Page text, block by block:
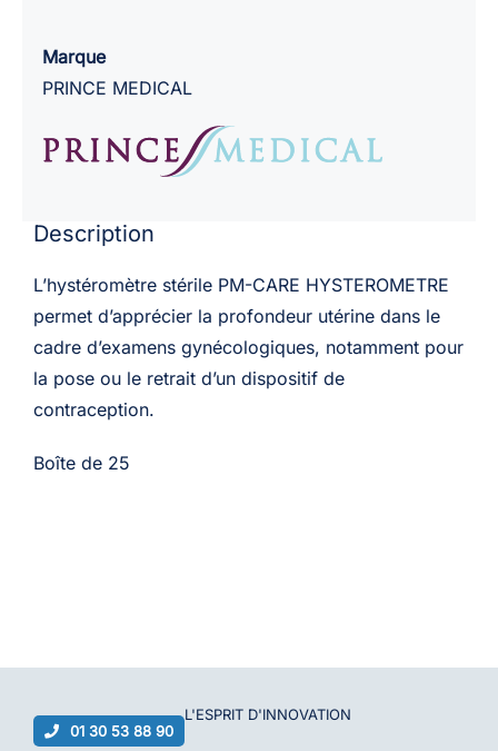
12
14
de
Marque
PRINCE MEDICAL
Description
L’hystéromètre stérile PM-CARE HYSTEROMETRE
permet d’apprécier la profondeur utérine dans le
cadre d’examens gynécologiques, notamment pour
la pose ou le retrait d’un dispositif de
contraception.
Boîte de 25
L'ESPRIT D'INNOVATION
01 30 53 88 90